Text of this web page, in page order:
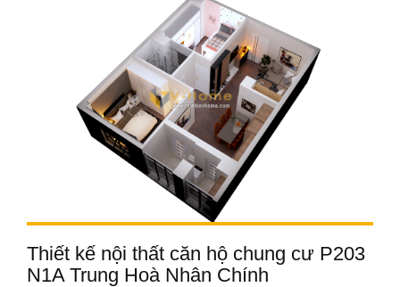
Thiết kế nội thất căn hộ chung cư P203
N1A Trung Hoà Nhân Chính